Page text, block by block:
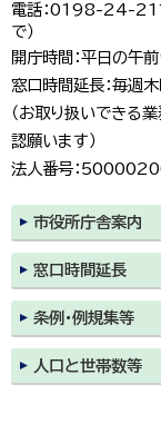
電話：0198-24-
で）
開庁時間：平日の午
窓口時間延長：毎週
（お取り扱いできる
認願います）
法人番号：
市役所庁舎案内
窓口時間延長
条例・例規集等
人口と世帯数等